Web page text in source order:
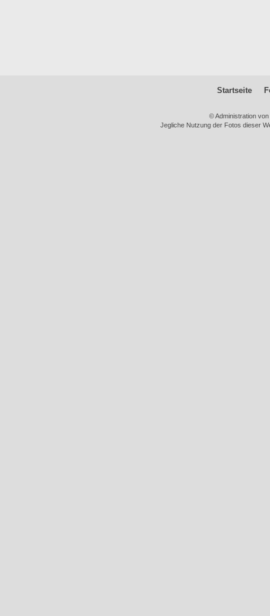
Startseite
© Administration
Jegliche Nutzung der Fotos dieser